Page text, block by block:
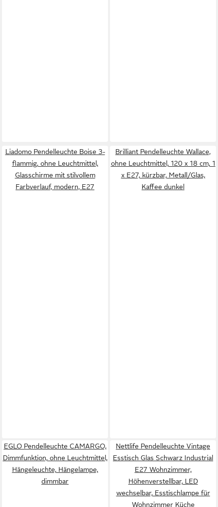
Liadomo Pendelleuchte Boise 3-
flammig, ohne Leuchtmittel,
Glasschirme mit stilvollem
Farbverlauf, modern, E27
Brilliant Pendelleuchte Wallace,
ohne Leuchtmittel, 120 x 18 cm, 1
x E27, kürzbar, Metall/Glas,
Kaffee dunkel
EGLO Pendelleuchte CAMARGO,
Dimmfunktion, ohne Leuchtmittel,
Hängeleuchte, Hängelampe,
dimmbar
Nettlife Pendelleuchte Vintage
Esstisch Glas Schwarz Industrial
E27 Wohnzimmer,
Höhenverstellbar, LED
wechselbar, Esstischlampe für
Wohnzimmer Küche